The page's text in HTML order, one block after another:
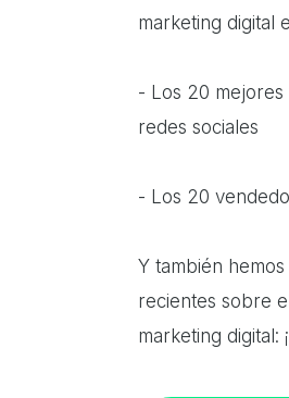
marketing digital
- Los 20 mejores
redes sociales
- Los 20
Y también
recientes sobre
marketing digital: